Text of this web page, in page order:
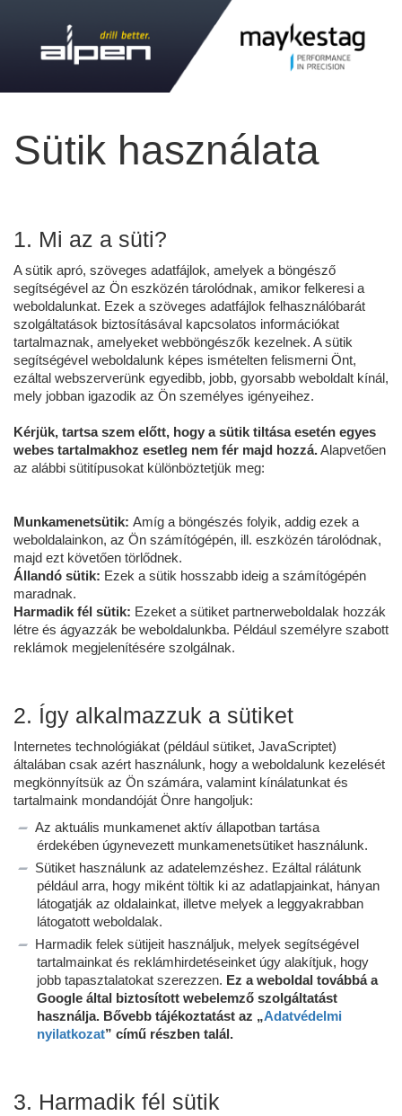
Sütik használata
1. Mi az a süti?
A sütik apró, szöveges adatfájlok, amelyek a böngésző
segítségével az Ön eszközén tárolódnak, amikor felkeresi a
weboldalunkat. Ezek a szöveges adatfájlok felhasználóbarát
szolgáltatások biztosításával kapcsolatos információkat
tartalmaznak, amelyeket webböngészők kezelnek. A sütik
segítségével weboldalunk képes ismételten felismerni Önt,
ezáltal webszerverünk egyedibb, jobb, gyorsabb weboldalt kínál,
mely jobban igazodik az Ön személyes igényeihez.
Kérjük, tartsa szem előtt, hogy a sütik tiltása esetén egyes
webes tartalmakhoz esetleg nem fér majd hozzá.Alapvetően
az alábbi sütitípusokat különböztetjük meg:
Munkamenetsütik: Amíg a böngészés folyik, addig ezek a
weboldalainkon, az Ön számítógépén, ill. eszközén tárolódnak,
majd ezt követően törlődnek.
Állandó sütik: Ezek a sütik hosszabb ideig a számítógépén
maradnak.
Harmadik fél sütik: Ezeket a sütiket partnerweboldalak hozzák
létre és ágyazzák be weboldalunkba. Például személyre szabott
reklámok megjelenítésére szolgálnak.
2. Így alkalmazzuk a sütiket
Internetes technológiákat (például sütiket, JavaScriptet)
általában csak azért használunk, hogy a weboldalunk kezelését
megkönnyítsük az Ön számára, valamint kínálatunkat és
tartalmaink mondandóját Önre hangoljuk:
Az aktuális munkamenet aktív állapotban tartása
érdekében úgynevezett munkamenetsütiket használunk.
Sütiket használunk az adatelemzéshez. Ezáltal rálátunk
például arra, hogy miként töltik ki az adatlapjainkat, hányan
látogatják az oldalainkat, illetve melyek a leggyakrabban
látogatott weboldalak.
Harmadik felek sütijeit használjuk, melyek segítségével
tartalmainkat és reklámhirdetéseinket úgy alakítjuk, hogy
jobb tapasztalatokat szerezzen. Ez a weboldal továbbá a
Google által biztosított webelemző szolgáltatást
használja. Bővebb tájékoztatást az „Adatvédelmi
nyilatkozat” című részben talál.
3. Harmadik fél sütik